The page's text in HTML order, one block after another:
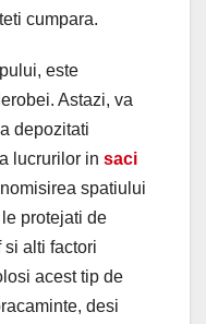
cumpara.
este
Astazi, va
depozitati
lucrurilor in saci
spatiului
protejati de
si alti factori
acest tip de
desi